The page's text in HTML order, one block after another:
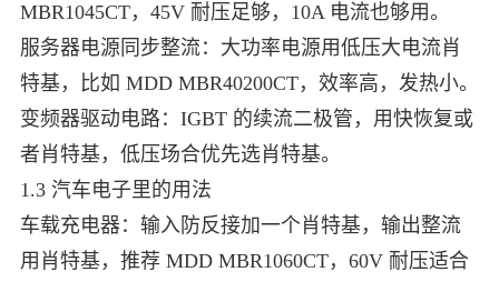
MBR1045CT，45V 耐压足够，10A 电流也够用。
服务器电源同步整流：大功率电源用低压大电流肖
特基，比如 MDD MBR40200CT，效率高，发热小。
变频器驱动电路：IGBT 的续流二极管，用快恢复或
者肖特基，低压场合优先选肖特基。
1.3 汽车电子里的用法
车载充电器：输入防反接加一个肖特基，输出整流
用肖特基，推荐 MDD MBR1060CT，60V 耐压适合